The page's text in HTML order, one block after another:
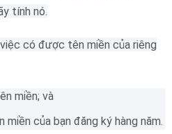
tính nó.
có được tên miền của riêng
miền; và
của bạn đăng ký hàng năm.